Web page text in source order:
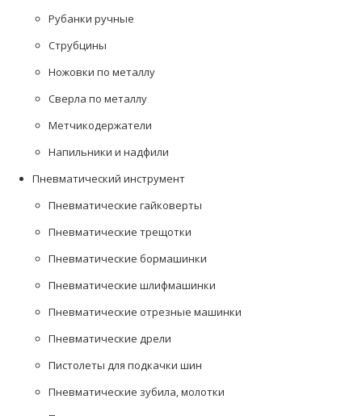
Рубанки ручные
Струбцины
Ножовки по металлу
Сверла по металлу
Метчикодержатели
Напильники и надфили
Пневматический инструмент
Пневматические гайковерты
Пневматические трещотки
Пневматические бормашинки
Пневматические шлифмашинки
Пневматические отрезные машинки
Пневматические дрели
Пистолеты для подкачки шин
Пневматические зубила, молотки